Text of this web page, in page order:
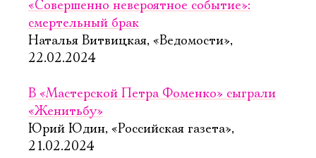
«Совершенно невероятное событие»:
смертельный брак
Наталья Витвицкая, «Ведомости»,
22.02.2024
В «Мастерской Петра Фоменко» сыграли
«Женитьбу»
Юрий Юдин, «Российская газета»,
21.02.2024